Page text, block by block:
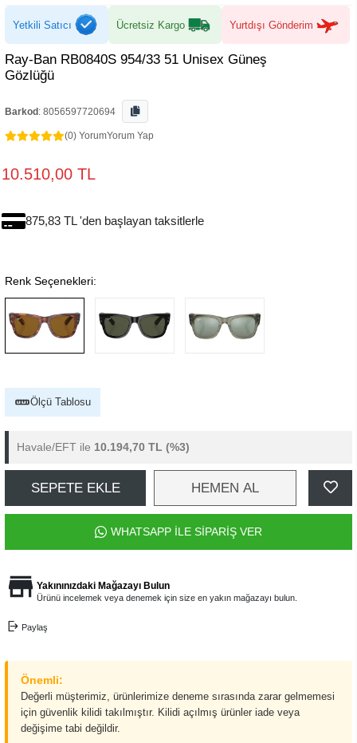
Yetkili Satıcı Ücretsiz Kargo Yurtdışı Gönderim
Ray-Ban RB0840S 954/33 51 Unisex Güneş
Gözlüğü
Barkod : 8056597720694
(0) YorumYorum Yap
10.510,00 TL
875,83 TL 'den başlayan taksitlerle
Renk Seçenekleri:
Ölçü Tablosu
Havale/EFT ile 10.194,70 TL (%3)
SEPETE EKLE HEMEN AL
WHATSAPP İLE SİPARİŞ VER
Yakınınızdaki Mağazayı Bulun
Ürünü incelemek veya denemek için size en yakın mağazayı bulun.
Paylaş
Önemli:
Değerli müşterimiz, ürünlerimize deneme sırasında zarar gelmemesi
için güvenlik kilidi takılmıştır. Kilidi açılmış ürünler iade veya
değişime tabi değildir.